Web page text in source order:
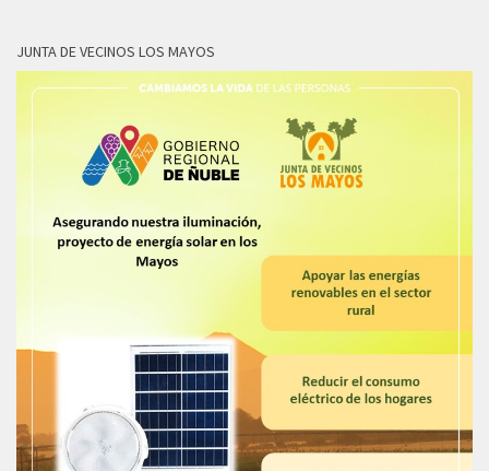
JUNTA DE VECINOS LOS MAYOS